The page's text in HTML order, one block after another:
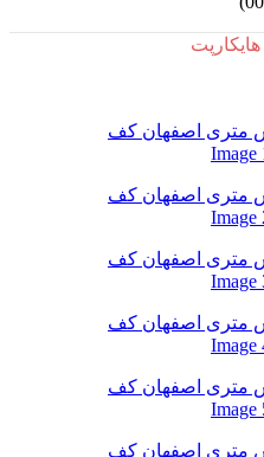
هایکارپت